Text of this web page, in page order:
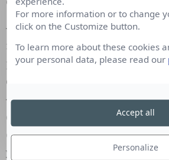
– Elle illustre la capacité de
rester compétitive dans la
pour peu qu’elle s’engage vers
et l’innovation ;
– Elle démontre qu’il est
de pratiquer des politiques
compris à l’égard de ses
y perdre sur les marchés
For more information or to change
click on the Customize button.
To learn more about these cookies
your personal data, please read our
Personalize
Accept all